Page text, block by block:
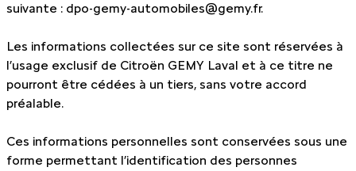
suivante : dpo-gemy-automobiles@gemy.fr.
Les informations collectées sur ce site sont réservées à
l’usage exclusif de Citroën GEMY Laval et à ce titre ne
pourront être cédées à un tiers, sans votre accord
préalable.
Ces informations personnelles sont conservées sous une
forme permettant l’identification des personnes